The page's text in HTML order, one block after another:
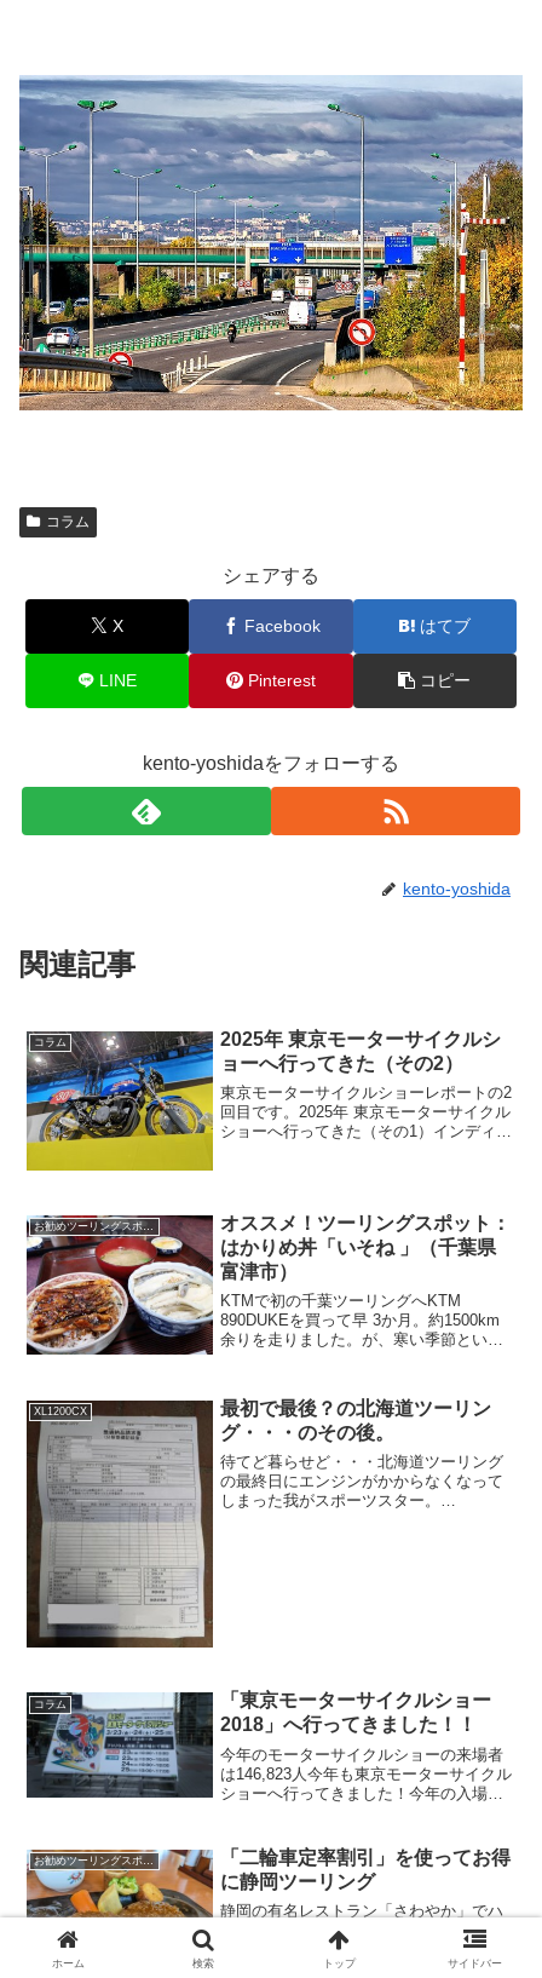
コラム
シェアする
X Facebook はてブ
LINE Pinterest コピー
kento-yoshidaをフォローする
kento-yoshida
関連記事
コラム
2025年 東京モーターサイクルシ
ョーへ行ってきた（その2）
東京モーターサイクルショーレポートの2
回目です。2025年 東京モーターサイクル
ショーへ行ってきた（その1）インディア
お勧めツーリングスポット
オススメ！ツーリングスポット：
はかりめ丼「いそね 」（千葉県
富津市）
KTMで初の千葉ツーリングへKTM
890DUKEを買って早 3か月。約1500km
余りを走りました。が、寒い季節という
46Works 中嶋志朗さんのカスタムバイ
ク...
XL1200CX
最初で最後？の北海道ツーリン
グ・・・のその後。
待てど暮らせど・・・北海道ツーリング
の最終日にエンジンがかからなくなって
しまった我がスポーツスター。
コラム
「東京モーターサイクルショー
2018」へ行ってきました！！
今年のモーターサイクルショーの来場者
は146,823人今年も東京モーターサイクル
ショーへ行ってきました！今年の入場者
感じでは例年以上に人が多く、盛況に感
じ...
「二輪車定率割引」を使ってお得
に静岡ツーリング
静岡の有名レストラン「さわやか」でハ
ンバーグを食べたい！静岡のご当地グル
メとして有名な料理に「炭焼きレストラ
ン さわやか」の「げんこつハンバーグ」
ホーム 検索 トップ サイドバー